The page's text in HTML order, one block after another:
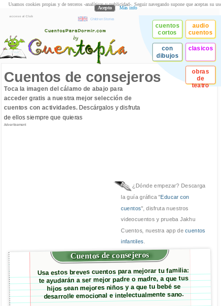
acceso al Club
Children Stories
cuentos
cortos
audio
cuentos
con
dibujos
clasicos
obras
de
teatro
Cuentos de consejeros
Toca la imagen del cálamo de abajo para
acceder gratis a nuestra mejor selección de
cuentos con actividades.Descárgalos y disfruta
de ellos siempre que quieras
Advertisement
¿Dónde empezar? Descarga
la guía gráfica "Educar con
cuentos", disfruta nuestros
videocuentos y prueba Jakhu
Cuentos, nuestra app decuentos
infantiles.
Cuentos de consejeros
Usa estos breves cuentos para mejorar tu familia:
te ayudarán a ser mejor padre o madre, a que tus
hijos sean mejores niños y a que tu bebé se
desarrolle emocional e intelectualmente sano.
Usamos cookies propias y de terceros -analíticas y publicidad-. Seguir navegando supone que aceptas su
Acepto Más info